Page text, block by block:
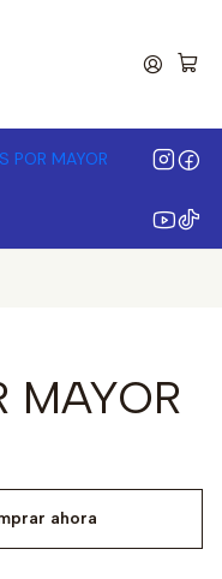
POR MAYOR
MAYOR
ahora